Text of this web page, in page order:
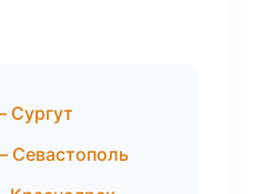
Сургут
Севастополь